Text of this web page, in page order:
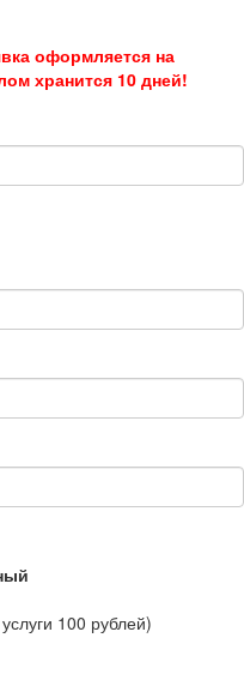
оформляется на
хранится 10 дней!
100 рублей)